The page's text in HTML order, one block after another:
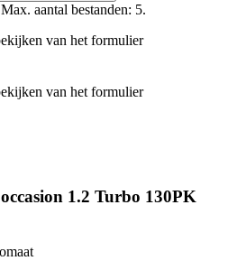
aantal bestanden: 5.
van het formulier
van het formulier
1.2 Turbo 130PK